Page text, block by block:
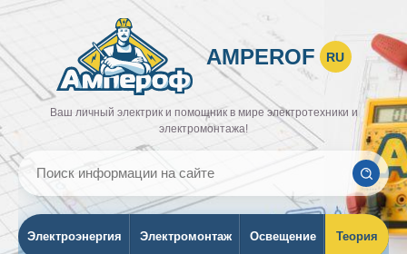
AMPEROF RU
Ваш личный электрик и помощник в мире электротехники и
электромонтажа!
Электроэнергия Электромонтаж Освещение Теория